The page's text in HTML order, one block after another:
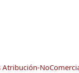
Atribución-